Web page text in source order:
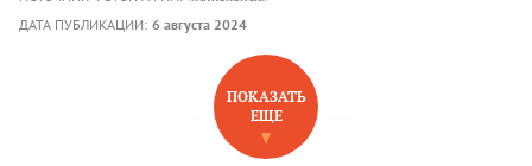
ДАТА ПУБЛИКАЦИИ: 6 августа 2024
НОВОЕ НА САЙТЕ
ПОКАЗАТЬ
ЕЩЕ